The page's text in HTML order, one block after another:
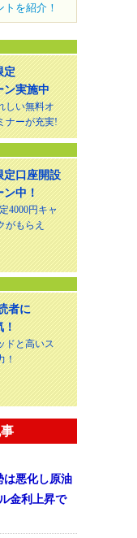
を紹介！
定
ン実施中
しい無料オ
ナーが充実!
定口座開設
中！
4000円キャ
がもらえ
者に
ドと高いス
！
は悪化し原油
金利上昇で